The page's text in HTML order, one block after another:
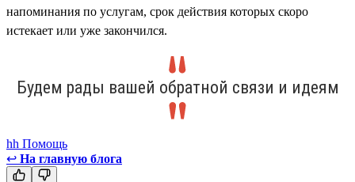
напоминания по услугам, срок действия которых скоро
истекает или уже закончился.
Будем рады вашей обратной связи и идеям
hh Помощь
↩ На главную блога